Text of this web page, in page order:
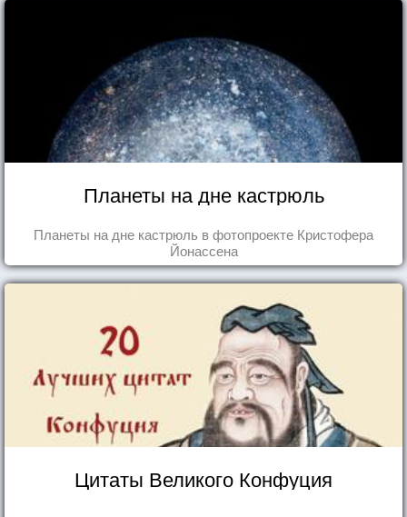
Планеты на дне кастрюль
Планеты на дне кастрюль в фотопроекте Кристофера
Йонассена
Цитаты Великого Конфуция